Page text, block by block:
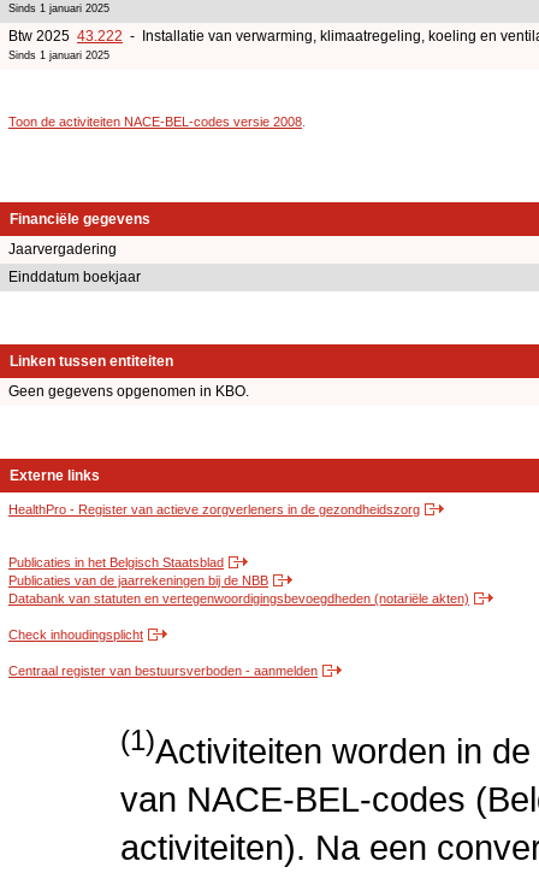
Sinds 1 januari 2025
Btw 2025 43.222 - Installatie van verwarming, klimaatregeling, koeling en
Sinds 1 januari 2025
Toon de activiteiten NACE-BEL-codes versie 2008
Financiële gegevens
Jaarvergadering
Einddatum boekjaar
Linken tussen entiteiten
Geen gegevens opgenomen in KBO.
Externe links
HealthPro - Register van actieve zorgverleners in de gezondheidszorg
Publicaties in het Belgisch Staatsblad
Publicaties van de jaarrekeningen bij de NBB
Databank van statuten en vertegenwoordigingsbevoegdheden (notariële akten)
Check inhoudingsplicht
Centraal register van bestuursverboden - aanmelden
(1)Activiteiten worden in
van NACE-BEL-codes
activiteiten). Na een